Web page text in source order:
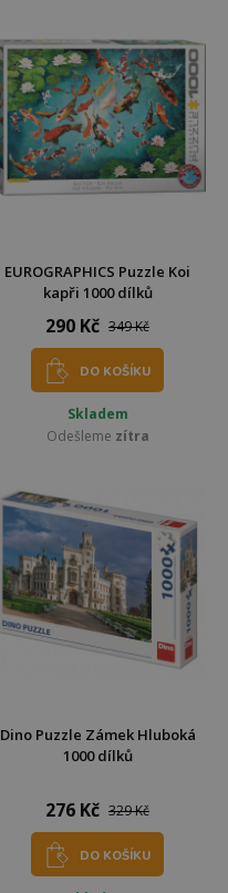
EUROGRAPHICS Puzzle Koi
kapři 1000 dílků
290 Kč 349 Kč
DO KOŠÍKU
Skladem
Odešleme zítra
Dino Puzzle Zámek Hluboká
1000 dílků
276 Kč 329 Kč
DO KOŠÍKU